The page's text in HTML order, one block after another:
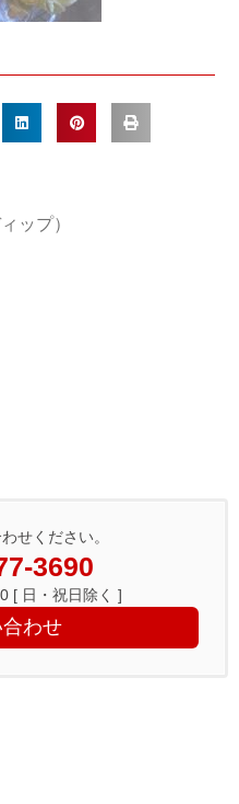
ップ）
せください。
3690
[ 日・祝日除く ]
わせ